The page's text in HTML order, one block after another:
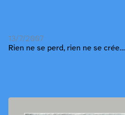
13/7/2007
Rien ne se perd, rien ne se crée…